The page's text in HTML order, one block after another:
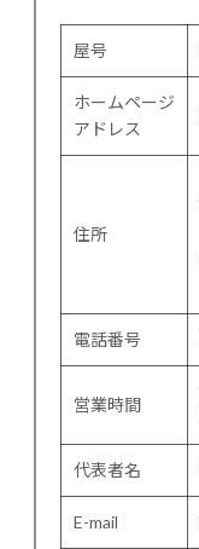
屋号
ホームページ
アドレス
住所
電話番号
営業時間
代表者名
E-mail